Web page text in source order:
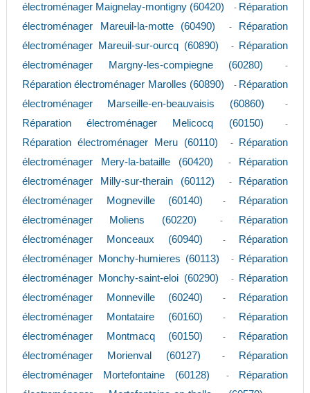
électroménager Maignelay-montigny (60420)
- Réparation
électroménager Mareuil-la-motte (60490)
-
Réparation
électroménager Mareuil-sur-ourcq (60890)
-
Réparation
électroménager Margny-les-compiegne (60280)
-
Réparation électroménager Marolles (60890) - Réparation
électroménager Marseille-en-beauvaisis (60860)
-
Réparation électroménager Melicocq (60150) -
Réparation électroménager Meru (60110) -
Réparation
électroménager Mery-la-bataille (60420)
-
Réparation
électroménager Milly-sur-therain (60112)
-
Réparation
électroménager Mogneville (60140)
-
Réparation
électroménager Moliens (60220)
-
Réparation
électroménager Monceaux (60940)
-
Réparation
électroménager Monchy-humieres (60113)
-
Réparation
électroménager Monchy-saint-eloi (60290)
-
Réparation
électroménager Monneville (60240)
-
Réparation
électroménager Montataire (60160)
-
Réparation
électroménager Montmacq (60150)
-
Réparation
électroménager Morienval (60127)
-
Réparation
électroménager Mortefontaine (60128)
-
Réparation